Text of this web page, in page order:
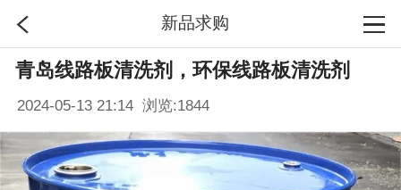
新品求购
首页
搜索
青岛线路板清洗剂，环保线路板清洗剂
2024-05-13 21:14 浏览:1844